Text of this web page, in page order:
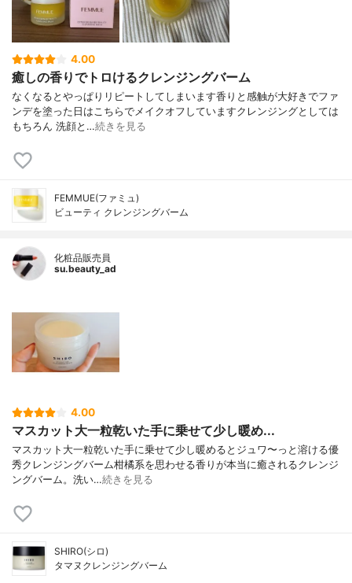
4.00
癒しの香りでトロけるクレンジングバーム
なくなるとやっぱりリピートしてしまいます香りと感触が大好きでファ
ンデを塗った日はこちらでメイクオフしていますクレンジングとしては
もちろん 洗顔と…続きを見る
FEMMUE(ファミュ)
ビューティ クレンジングバーム
化粧品販売員
su.beauty_ad
4.00
マスカット大一粒乾いた手に乗せて少し暖め...
マスカット大一粒乾いた手に乗せて少し暖めるとジュワ〜っと溶ける優
秀クレンジングバーム柑橘系を思わせる香りが本当に癒されるクレンジ
ングバーム。洗い…続きを見る
SHIRO(シロ)
タマヌクレンジングバーム